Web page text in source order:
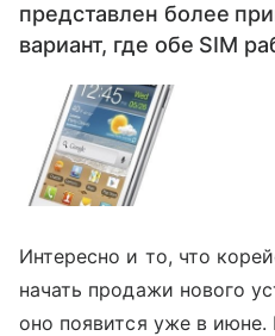
представлен более
вариант, где обе SIM
Интересно и то, что
начать продажи нового
оно появится уже в июне.